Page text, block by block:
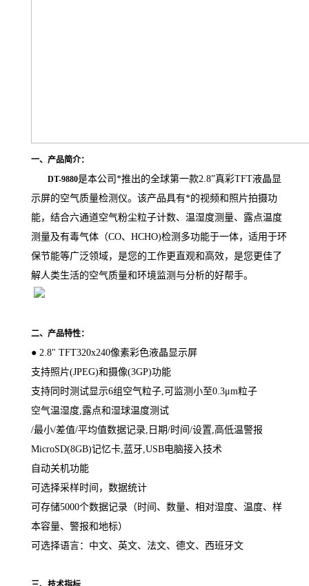
一、产品简介：
DT-9880是本公司*推出的全球第一款2.8”真彩TFT液晶显
示屏的空气质量检测仪。该产品具有*的视频和照片拍摄功
能，结合六通道空气粉尘粒子计数、温湿度测量、露点温度
测量及有毒气体（CO、 HCHO)检测多功能于一体，适用于环
保节能等广泛领域，是您的工作更直观和高效，是您更佳了
解人类生活的空气质量和环境监测与分析的好帮手。
二、产品特性：
● 2.8" TFT320x240像素彩色液晶显示屏
支持照片(JPEG)和摄像(3GP)功能
支持同时测试显示6组空气粒子 可监测小至0.3μm粒子
空气温湿度 露点和湿球温度测试
/最小/差值/平均值数据记录 日期/时间 /设置 高低温警报
MicroSD(8GB)记忆卡 蓝牙 ,USB电脑接入技术
自动关机功能
可选择采样时间，数据统计
可存储5000个数据记录（时间、数量、相对湿度、温度、样
本容量、警报和地标）
可选择语言：中文、英文、法文、德文、西班牙文